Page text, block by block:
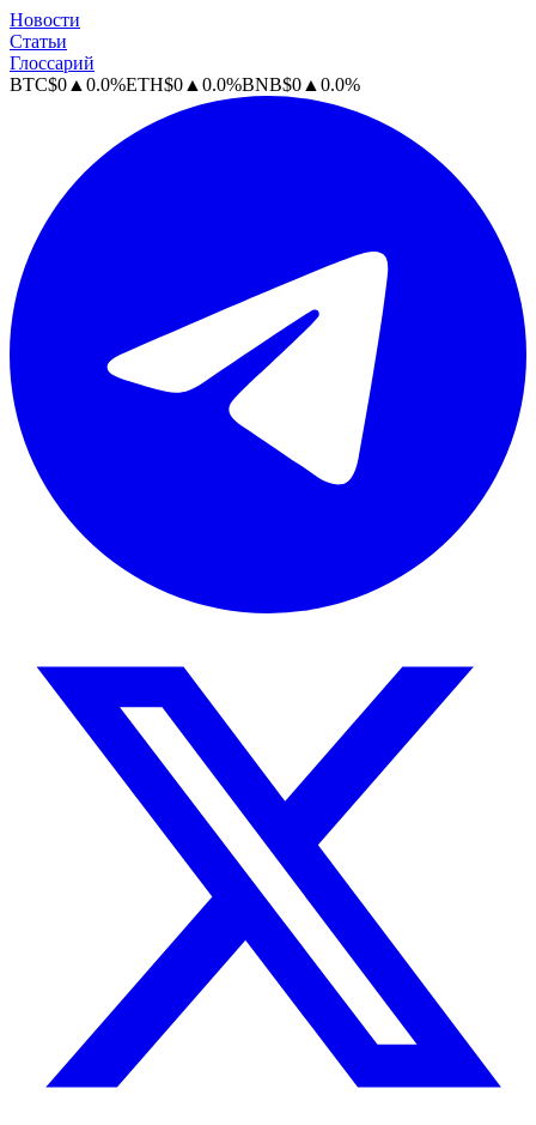
Новости
Статьи
Глоссарий
BTC$0 ▲ 0.0%ETH$0 ▲ 0.0%BNB$0 ▲ 0.0%